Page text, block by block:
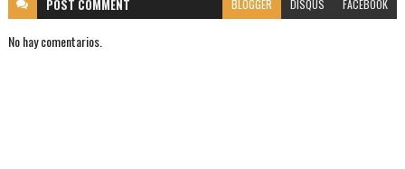
POST COMMENT BLOGGER DISQUS FACEBOOK
No hay comentarios.